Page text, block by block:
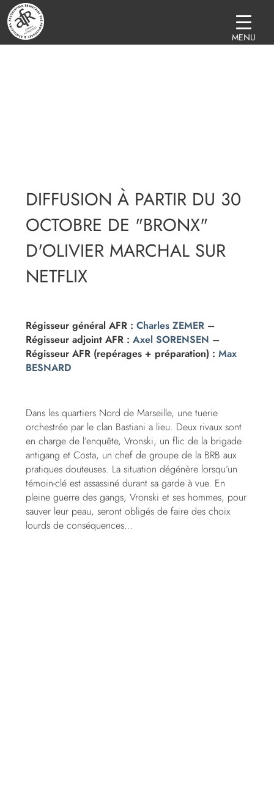
DIFFUSION À PARTIR DU 30
OCTOBRE DE "BRONX"
D'OLIVIER MARCHAL SUR
NETFLIX
Régisseur général AFR :Charles ZEMER –
Régisseur adjoint AFR :Axel SORENSEN –
Régisseur AFR (repérages + préparation) :Max
BESNARD
Dans les quartiers Nord de Marseille, une tuerie
orchestrée par le clan Bastiani a lieu. Deux rivaux sont
en charge de l’enquête, Vronski, un flic de la brigade
antigang et Costa, un chef de groupe de la BRB aux
pratiques douteuses. La situation dégénère lorsqu’un
témoin-clé est assassiné durant sa garde à vue. En
pleine guerre des gangs, Vronski et ses hommes, pour
sauver leur peau, seront obligés de faire des choix
lourds de conséquences…
MENU